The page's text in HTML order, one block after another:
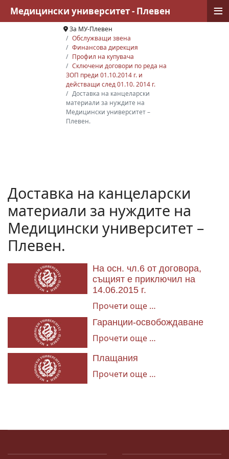
За МУ-Плевен
Обслужващи звена
Финансова дирекция
Профил на купувача
Сключени договори по реда на
ЗОП преди 01.10.2014 г. и
действащи след 01.10. 2014 г.
Доставка на канцеларски
материали за нуждите на
Медицински университет –
Плевен.
Доставка на канцеларски
материали за нуждите на
Медицински университет –
Плевен.
На осн. чл.6 от договора,
същият е приключил на
14.06.2015 г.
Прочети още …
Гаранции-освобождаване
Прочети още …
Плащания
Прочети още …
Медицински университет - Плевен ≡